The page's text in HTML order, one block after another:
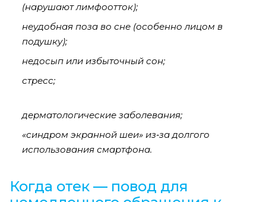
(нарушают лимфоотток);
неудобная поза во сне (особенно лицом в
подушку);
недосып или избыточный сон;
стресс;
дерматологические заболевания;
«синдром экранной шеи» из‑за долгого
использования смартфона.
Когда отек — повод для